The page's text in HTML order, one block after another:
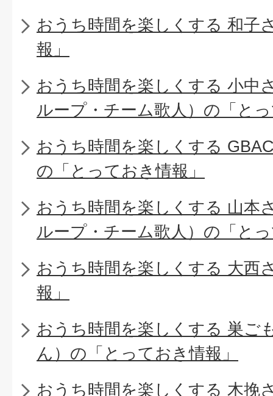
おうち時間を楽しくする 和子
報」
おうち時間を楽しくする 小中
ループ・チーム歌人）の「と
おうち時間を楽しくする
の「とっておき情報」
おうち時間を楽しくする 山本
ループ・チーム歌人）の「と
おうち時間を楽しくする 大西
報」
おうち時間を楽しくする 巣ご
ん）の「とっておき情報」
おうち時間を楽しくする 木挽